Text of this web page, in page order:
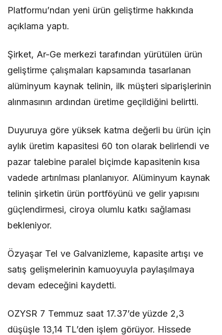
Platformu’ndan yeni ürün geliştirme hakkında
açıklama yaptı.
Şirket, Ar-Ge merkezi tarafından yürütülen ürün
geliştirme çalışmaları kapsamında tasarlanan
alüminyum kaynak telinin, ilk müşteri siparişlerinin
alınmasının ardından üretime geçildiğini belirtti.
Duyuruya göre yüksek katma değerli bu ürün için
aylık üretim kapasitesi 60 ton olarak belirlendi ve
pazar talebine paralel biçimde kapasitenin kısa
vadede artırılması planlanıyor. Alüminyum kaynak
telinin şirketin ürün portföyünü ve gelir yapısını
güçlendirmesi, ciroya olumlu katkı sağlaması
bekleniyor.
Özyaşar Tel ve Galvanizleme, kapasite artışı ve
satış gelişmelerinin kamuoyuyla paylaşılmaya
devam edeceğini kaydetti.
OZYSR 7 Temmuz saat 17.37’de yüzde 2,3
düşüşle 13,14 TL’den işlem görüyor. Hissede